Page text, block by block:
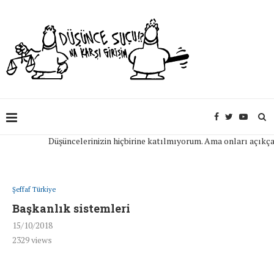
Düşüncelerinizin hiçbirine katılmıyorum. Ama onları açıkça
Şeffaf Türkiye
Başkanlık sistemleri
15/10/2018
2329views